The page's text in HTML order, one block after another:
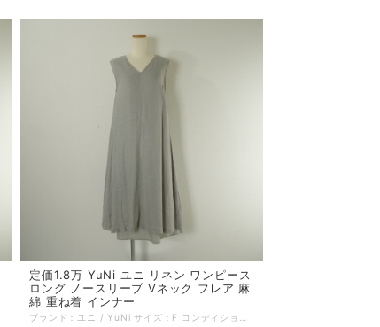
定価1.8万 YuNi ユニ リネン ワンピース
ロング ノースリーブ Vネック フレア 麻
綿 重ね着 インナー